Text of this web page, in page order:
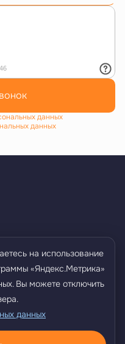
данных
данных
на использование
«Яндекс.Метрика»
Вы можете отключить
данных